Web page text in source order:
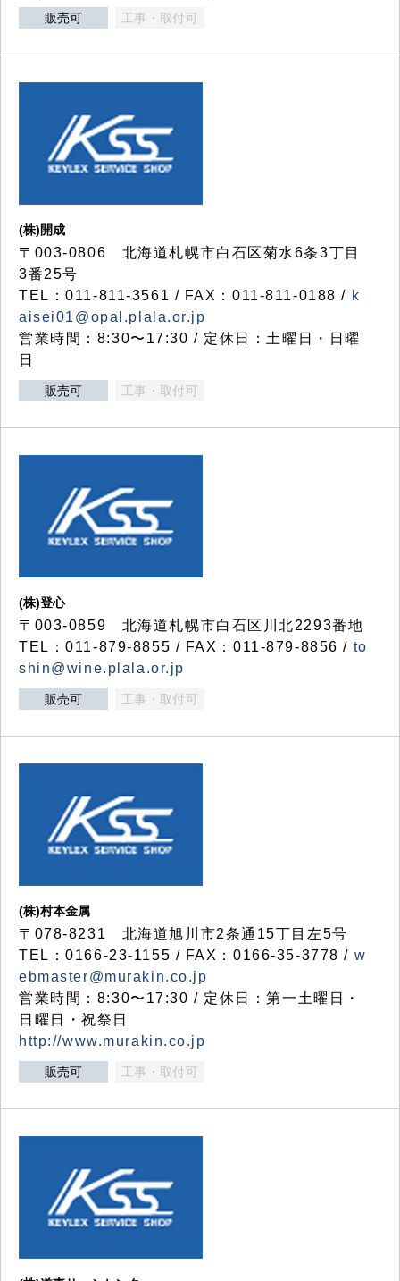
販売可 工事・取付可
(株)開成
〒003-0806 北海道札幌市白石区菊水6条3丁目
3番25号
TEL：011-811-3561 / FAX：011-811-0188 / k
aisei01@opal.plala.or.jp
営業時間：8:30〜17:30 / 定休日：土曜日・日曜
日
販売可 工事・取付可
(株)登心
〒003-0859 北海道札幌市白石区川北2293番地
TEL：011-879-8855 / FAX：011-879-8856 / to
shin@wine.plala.or.jp
販売可 工事・取付可
(株)村本金属
〒078-8231 北海道旭川市2条通15丁目左5号
TEL：0166-23-1155 / FAX：0166-35-3778 / w
ebmaster@murakin.co.jp
営業時間：8:30〜17:30 / 定休日：第一土曜日・
日曜日・祝祭日
http://www.murakin.co.jp
販売可 工事・取付可